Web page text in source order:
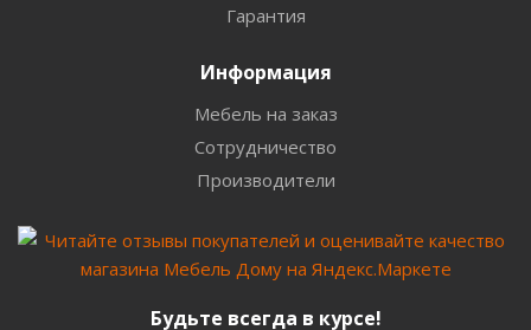
Гарантия
Информация
Мебель на заказ
Сотрудничество
Производители
Будьте всегда в курсе!